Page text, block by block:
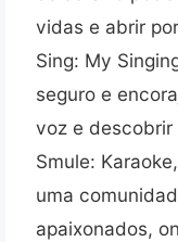
vidas e abrir
Sing: My
seguro e
voz e descobrir
Smule:
uma
apaixonados,